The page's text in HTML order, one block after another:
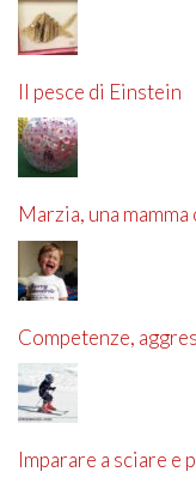
Il pesce di Einstein
Marzia, una
Competenze,
Imparare a sciare e